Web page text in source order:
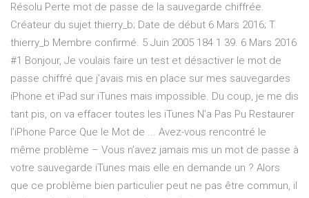
Résolu Perte mot de passe de la sauvegarde chiffrée.
Créateur du sujet thierry_b; Date de début 6 Mars 2016; T.
thierry_b Membre confirmé. 5 Juin 2005 184 1 39. 6 Mars 2016
#1 Bonjour, Je voulais faire un test et désactiver le mot de
passe chiffré que j'avais mis en place sur mes sauvegardes
iPhone et iPad sur iTunes mais impossible. Du coup, je me dis
tant pis, on va effacer toutes les iTunes N’a Pas Pu Restaurer
l’iPhone Parce Que le Mot de ... Avez-vous rencontré le
même problème – Vous n’avez jamais mis un mot de passe à
votre sauvegarde iTunes mais elle en demande un ? Alors
que ce problème bien particulier peut ne pas être commun, il